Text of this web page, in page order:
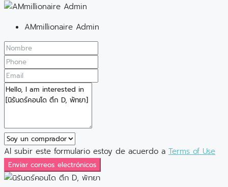
AMmillionaire Admin
Al subir este formulario estoy de acuerdo a Terms of Use
Enviar correos electrónicos